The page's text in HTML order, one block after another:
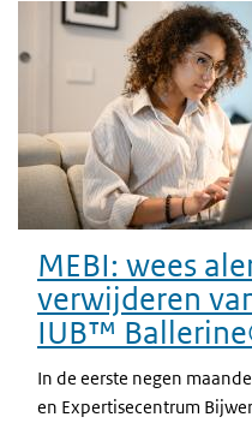
MEBI: wees
verwijderen
IUB™
In de eerste negen
en Expertisecentrum